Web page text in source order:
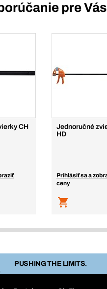
pre
CH
Jednoručné
HD
Prihlásiť sa a
ceny
PUSHING THE LIMITS.